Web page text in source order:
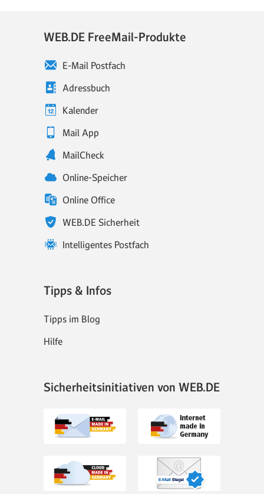
WEB.DE FreeMail-Produkte
E-Mail Postfach
Adressbuch
Kalender
Mail App
MailCheck
Online-Speicher
Online Office
WEB.DE Sicherheit
Intelligentes Postfach
Tipps & Infos
Tipps im Blog
Hilfe
Sicherheitsinitiativen von WEB.DE